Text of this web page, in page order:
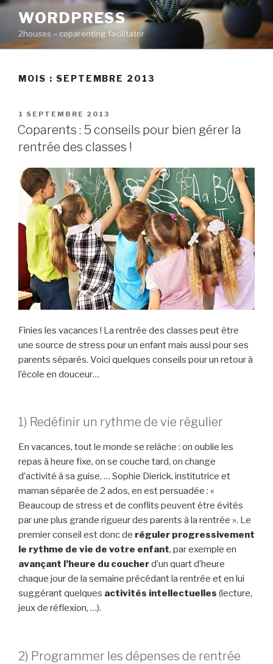
Aller
contenu
principal
WORDPRESS
2houses – coparenting facilitator
MOIS : SEPTEMBRE 2013
PUBLIÉ
LE
1 SEPTEMBRE 2013
Coparents : 5 conseils pour bien gérer la
rentrée des classes !
Finies les vacances ! La rentrée des classes peut être
une source de stress pour un enfant mais aussi pour ses
parents séparés. Voici quelques conseils pour un retour à
l’école en douceur…
1) Redéfinir un rythme de vie régulier
En vacances, tout le monde se relâche : on oublie les
repas à heure fixe, on se couche tard, on change
d’activité à sa guise, … Sophie Dierick, institutrice et
maman séparée de 2 ados, en est persuadée : «
Beaucoup de stress et de conflits peuvent être évités
par une plus grande rigueur des parents à la rentrée ». Le
premier conseil est donc de réguler progressivement
le rythme de vie de votre enfant, par exemple en
avançant l’heure du coucherd’un quart d’heure
chaque jour de la semaine précédant la rentrée et en lui
suggérant quelques activités intellectuelles (lecture,
jeux de réflexion, …).
2) Programmer les dépenses de rentrée